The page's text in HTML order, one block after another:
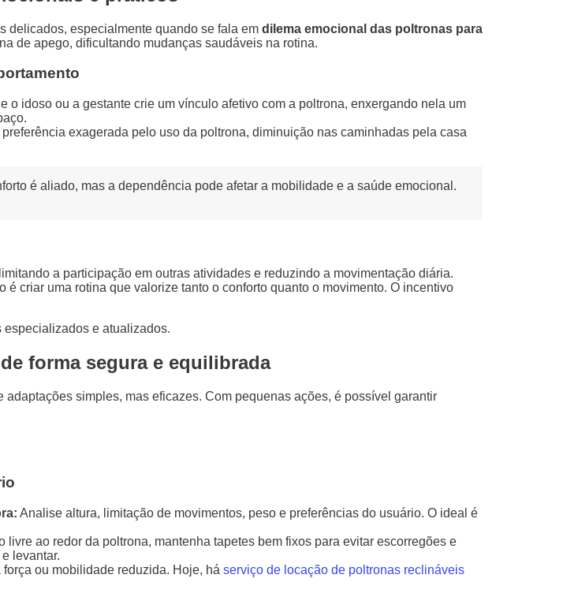
delicados, especialmente quando se fala em dilema emocional das poltronas para
de apego, dificultando mudanças saudáveis na rotina.
o idoso ou a gestante crie um vínculo afetivo com a poltrona, enxergando nela um
exagerada pelo uso da poltrona, diminuição nas caminhadas pela casa
é aliado, mas a dependência pode afetar a mobilidade e a saúde emocional.
a participação em outras atividades e reduzindo a movimentação diária.
é criar uma rotina que valorize tanto o conforto quanto o movimento. O incentivo
especializados e atualizados.
forma segura e equilibrada
adaptações simples, mas eficazes. Com pequenas ações, é possível garantir
Analise altura, limitação de movimentos, peso e preferências do usuário. O ideal é
livre ao redor da poltrona, mantenha tapetes bem fixos para evitar escorregões e
levantar.
ou mobilidade reduzida. Hoje, há serviço de locação de poltronas reclináveis